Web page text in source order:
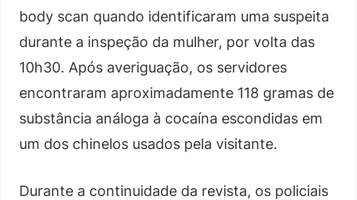
body scan quando identificaram uma suspeita
durante a inspeção da mulher, por volta das
10h30. Após averiguação, os servidores
encontraram aproximadamente 118 gramas de
substância análoga à cocaína escondidas em
um dos chinelos usados pela visitante.
Durante a continuidade da revista, os policiais